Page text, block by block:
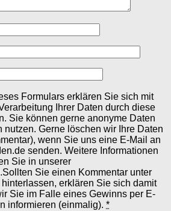
Formulars erklären Sie sich mit
Ihrer Daten durch diese
Sie können gerne anonyme Daten
nutzen. Gerne löschen wir Ihre Daten
wenn Sie uns eine E-Mail an
senden. Weitere Informationen
Sie in unserer
Sie einen Kommentar unter
erklären Sie sich damit
Sie im Falle eines Gewinns per E-
informieren (einmalig). *